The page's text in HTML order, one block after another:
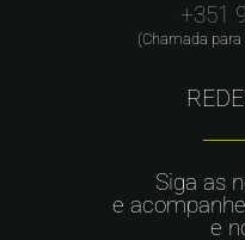
+351
(Chamada
Siga as
e
e